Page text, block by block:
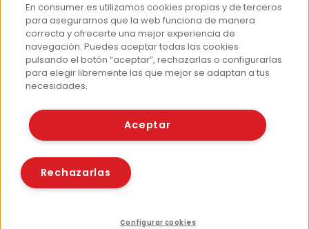
Hemeroteca
Contacto
Prensa
Corpus Lingüístico Consumer
© Fundación EROSKI
Políticas de cookies
En consumer.es utilizamos cookies propias y de terceros
para asegurarnos que la web funciona de manera
correcta y ofrecerte una mejor experiencia de
navegación. Puedes aceptar todas las cookies
pulsando el botón “aceptar”, rechazarlas o configurarlas
para elegir libremente las que mejor se adaptan a tus
necesidades.
Aceptar
Rechazarlas
Configurar cookies